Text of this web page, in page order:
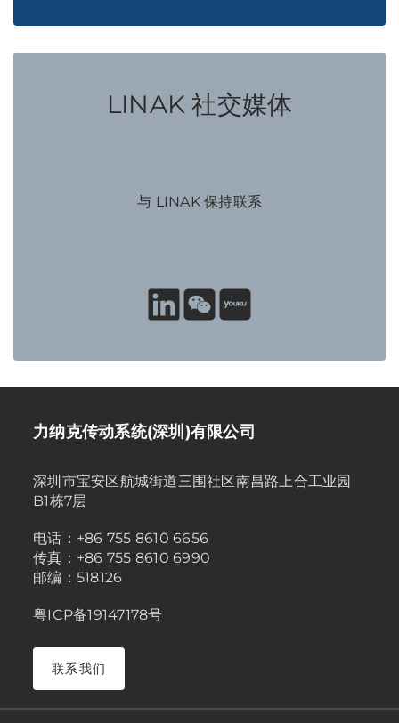
LINAK 社交媒体
与 LINAK 保持联系
力纳克传动系统(深圳)有限公司
深圳市宝安区航城街道三围社区南昌路上合工业园
B1栋7层
电话：+86 755 8610 6656
传真：+86 755 8610 6990
邮编：518126
粤ICP备19147178号
联系我们